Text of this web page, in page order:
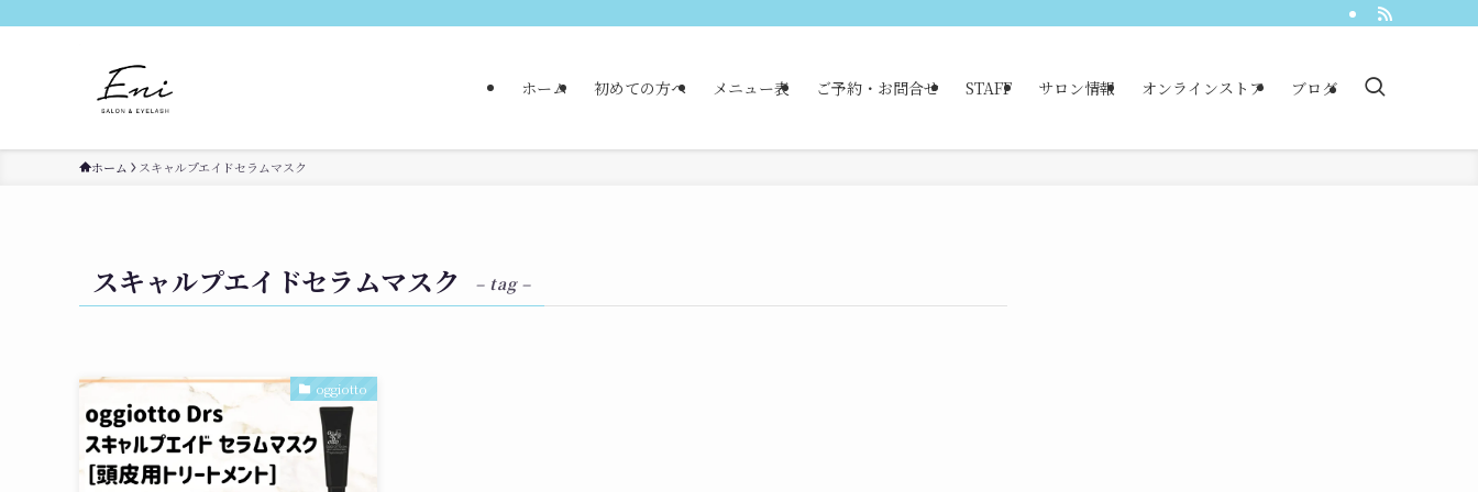
ホーム 初めての方へ メニュー表 ご予約・お問合せ STAFF サロン情報 オンラインストア ブログ
ホーム スキャルプエイドセラムマスク
スキャルプエイドセラムマスク – tag –
oggiotto